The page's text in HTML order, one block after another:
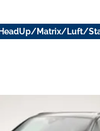
HeadUp/Matrix/Luft/